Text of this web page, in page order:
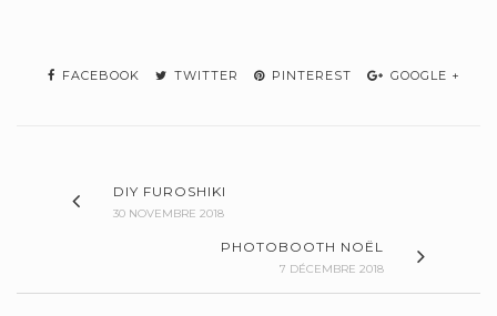
FACEBOOK TWITTER PINTEREST GOOGLE +
DIY FUROSHIKI
30 NOVEMBRE 2018
PHOTOBOOTH NOËL
7 DÉCEMBRE 2018